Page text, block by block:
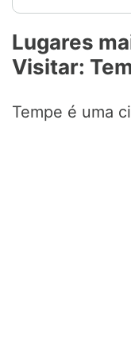
Lugares
Visitar:
Tempe é uma